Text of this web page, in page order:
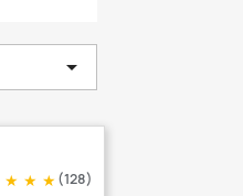

★ ★ ★(128)